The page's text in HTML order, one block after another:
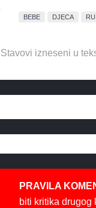
BEBE DJECA
Stavovi izneseni u
PRAVILA
biti kritika drugog